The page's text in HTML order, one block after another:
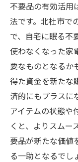
不要品の有効活用
法です。北杜市で
で、自宅に眠る不
使わなくなった家
要なものとなるか
得た資金を新たな
済的にもプラスに
アイテムの状態や
くと、よりスムー
要品が新たな価値
る一助となるでし